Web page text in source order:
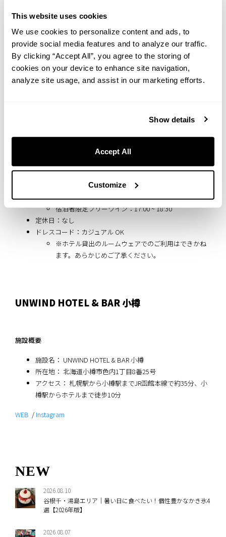
This website uses cookies
We use cookies to personalize content and ads, to
provide social media features and to analyze our traffic.
By clicking “Accept All”, you agree to the storing of
cookies on your device to enhance site navigation,
analyze site usage, and assist in our marketing efforts.
Show details
Accept All
Customize
画で楽しむ。宿泊者以外も入場無料で楽しめるホテル内ギ
ャラリー「UNWIND GALLERY」にて、現代抽象画家SOU氏
の展示「UNGA」を開催
店舗概要
所在地：UNWIND HOTEL & BAR 小樽 1階ロビー
通常営業：19:30 ~ 23:30（LO 23:00）
宿泊者限定フリーワイン：17:00 ~ 18:30
定休日：なし
ドレスコード：カジュアル OK
※ホテル貸出のルームウェアでのご利用はできかね
ます。あらかじめご了承ください。
UNWIND HOTEL & BAR 小樽
施設概要
施設名： UNWIND HOTEL & BAR 小樽
所在地： 北海道小樽市色内1丁目8番25号
アクセス： 札幌駅から小樽駅までJR函館本線で約35分、小
樽駅からホテルまで徒歩10分
WEB / Instagram
NEW
2026.08.10
谷根千・湯島エリア｜暑い日に食べたい！個性豊かなかき氷4
選【2026年版】
2026.08.07